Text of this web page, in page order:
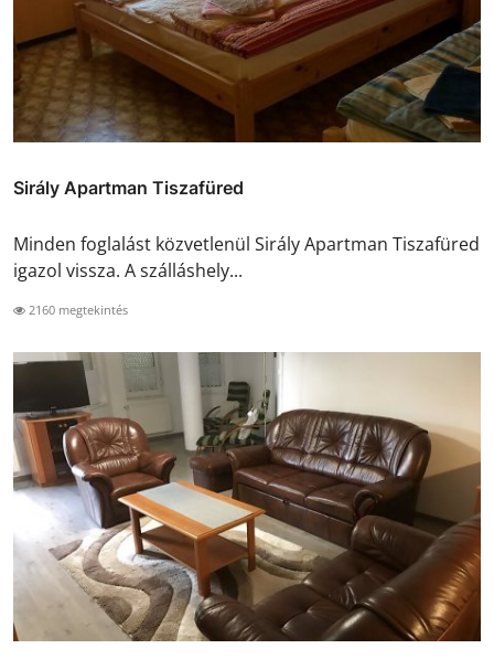
Sirály Apartman Tiszafüred
Minden foglalást közvetlenül Sirály Apartman Tiszafüred
igazol vissza. A szálláshely...
2160 megtekintés